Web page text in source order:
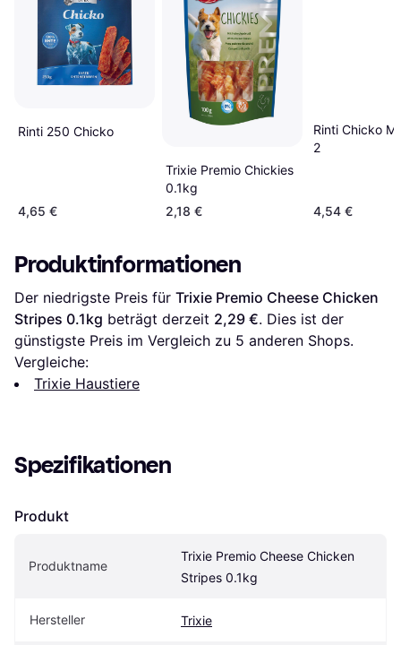
Rinti 250 Chicko
4,65 €
Trixie Premio Chickies
0.1kg
2,18 €
Rinti Chicko
2
4,54 €
Produktinformationen
Der niedrigste Preis für Trixie Premio Cheese Chicken
Stripes 0.1kg beträgt derzeit 2,29 €. Dies ist der
günstigste Preis im Vergleich zu 5 anderen Shops.
Vergleiche:
Trixie Haustiere
Spezifikationen
Produkt
Produktname
Trixie Premio Cheese Chicken
Stripes 0.1kg
Hersteller Trixie